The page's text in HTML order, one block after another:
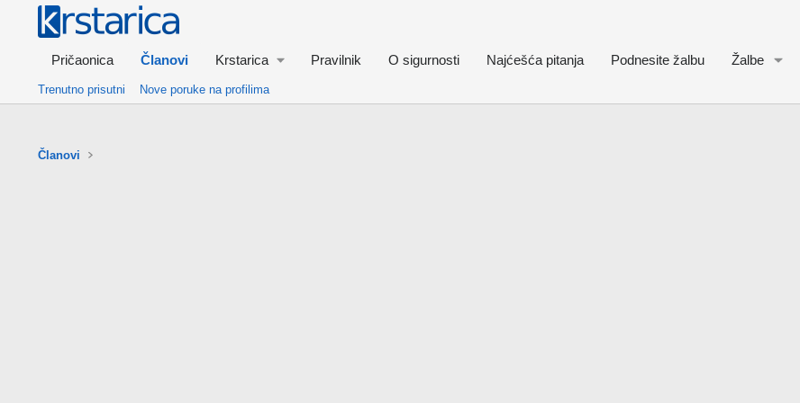
Pričaonica Članovi Krstarica Pravilnik O sigurnosti Najćešća pitanja Podnesite žalbu Žalbe
Trenutno prisutni Nove poruke na profilima
Članovi